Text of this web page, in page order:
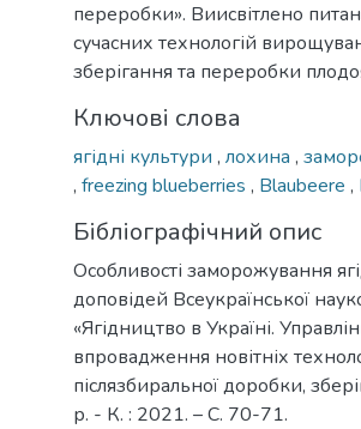
переробки». Виисвітлено
сучасних технологій
зберігання та переробки
Ключові слова
ягідні культури , лохина ,
, freezing blueberries , Blaubeere ,
Бібліографічний опис
Особливості заморожування
доповідей Всеукраїнської
«Ягідництво в Україні.
впровадження новітніх
післязбиральної доробки,
р. - К. : 2021. – С. 70-71.